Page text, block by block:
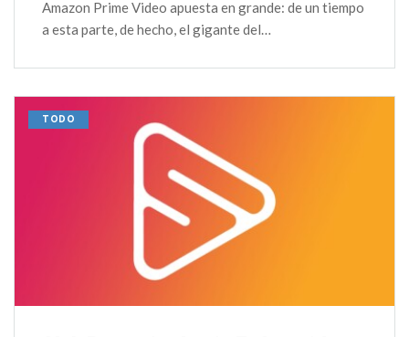
Amazon Prime Video apuesta en grande: de un tiempo
a esta parte, de hecho, el gigante del…
TODO